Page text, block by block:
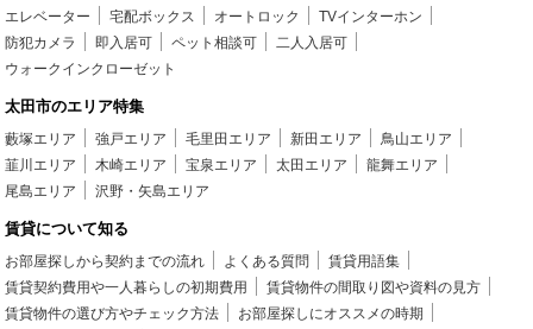
エレベーター
宅配ボックス オートロック
TVインターホン
防犯カメラ
即入居可 ペット相談可
二人入居可
ウォークインクローゼット
太田市のエリア特集
藪塚エリア 強戸エリア 毛里田エリア 新田エリア
鳥山エリア
韮川エリア
木崎エリア 宝泉エリア 太田エリア
龍舞エリア
尾島エリア
沢野・矢島エリア
賃貸について知る
お部屋探しから契約までの流れ よくある質問
賃貸用語集
賃貸契約費用や一人暮らしの初期費用
賃貸物件の間取り図や資料の見方
賃貸物件の選び方やチェック方法
お部屋探しにオススメの時期